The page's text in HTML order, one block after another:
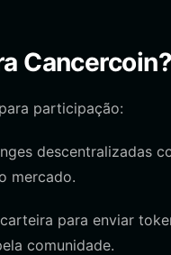
Cancercoin?
participação:
descentralizadas
mercado.
para enviar
comunidade.